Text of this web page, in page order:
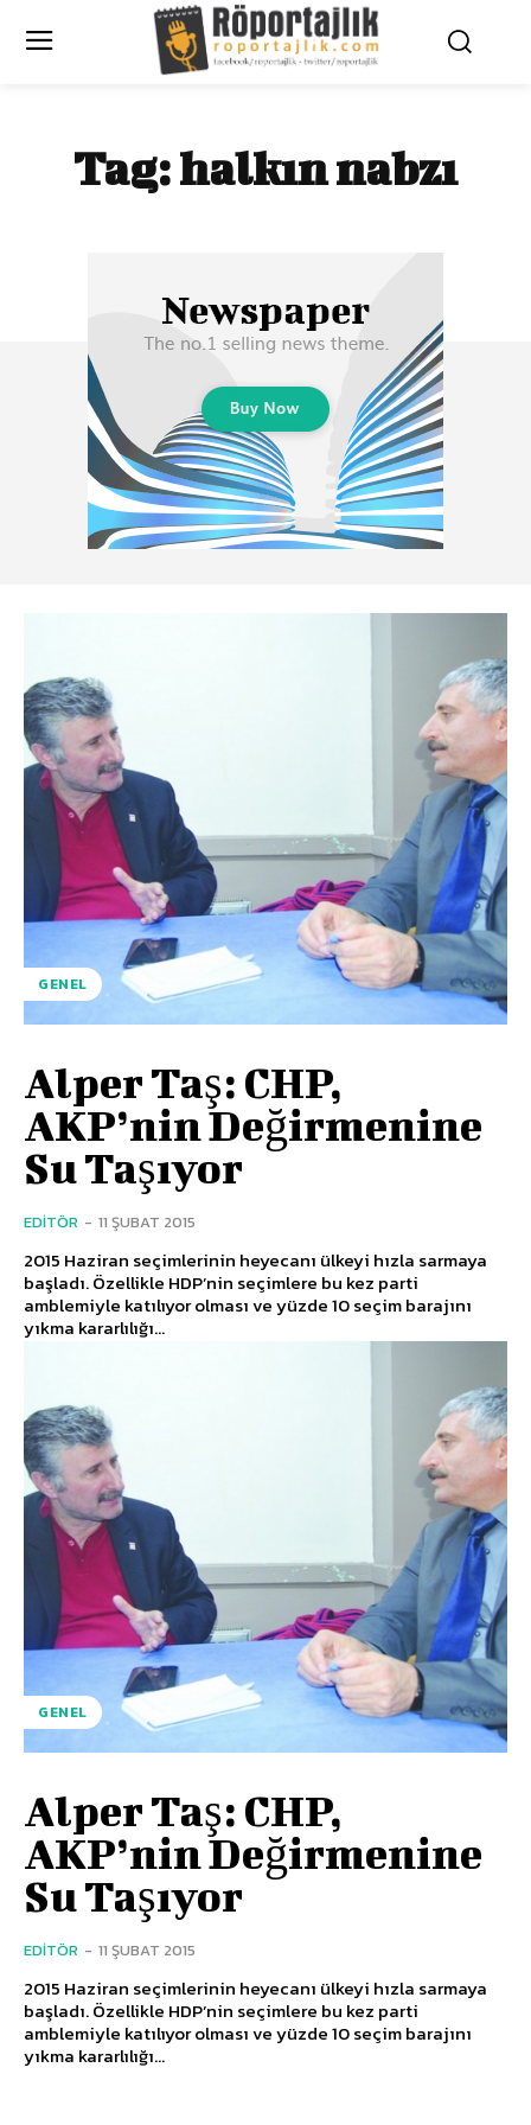
Tag:halkın nabzı
GENEL
Alper Taş: CHP,
AKP’nin Değirmenine
Su Taşıyor
EDITÖR - 11 ŞUBAT 2015
2015 Haziran seçimlerinin heyecanı ülkeyi hızla sarmaya
başladı. Özellikle HDP’nin seçimlere bu kez parti
amblemiyle katılıyor olması ve yüzde 10 seçim barajını
yıkma kararlılığı...
GENEL
Alper Taş: CHP,
AKP’nin Değirmenine
Su Taşıyor
EDITÖR - 11 ŞUBAT 2015
2015 Haziran seçimlerinin heyecanı ülkeyi hızla sarmaya
başladı. Özellikle HDP’nin seçimlere bu kez parti
amblemiyle katılıyor olması ve yüzde 10 seçim barajını
yıkma kararlılığı...